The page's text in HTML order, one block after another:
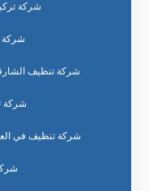
شركة
شركة
شركة تنظيف
شركة
شركة تنظيف في